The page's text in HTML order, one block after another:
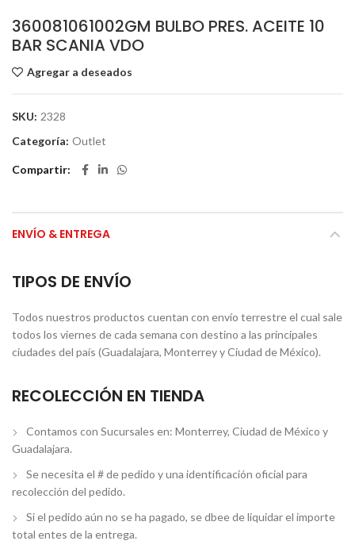
360081061002GM BULBO PRES. ACEITE 10
BAR SCANIA VDO
Agregar a deseados
SKU: 2328
Categoría: Outlet
Compartir
ENVÍO & ENTREGA
TIPOS DE ENVÍO
Todos nuestros productos cuentan con envío terrestre el cual sale
todos los viernes de cada semana con destino a las principales
ciudades del país (Guadalajara, Monterrey y Ciudad de México).
RECOLECCIÓN EN TIENDA
Contamos con Sucursales en: Monterrey, Ciudad de México y
Guadalajara.
Se necesita el # de pedido y una identificación oficial para
recolección del pedido.
Si el pedido aún no se ha pagado, se dbee de liquidar el importe
total entes de la entrega.